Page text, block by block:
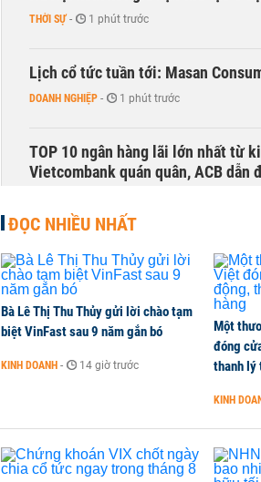
THỜI SỰ - 1 phút trước
Lịch cổ tức tuần tới: Masan
DOANH NGHIỆP - 1 phút trước
TOP 10 ngân hàng lãi lớn nhất từ
Vietcombank quán quân, ACB dẫn
Vì sao bỗng dưng đứng tên doanh
KINH DOANH 1 phút trước
Thuế mới của Mỹ tạo thêm sức ép
Sau tháng 7 bán ròng hơn 12.000
đồng
CHỨNG KHOÁN - 1 phút trước
ĐỌC NHIỀU NHẤT
Bà Lê Thị Thu Thủy gửi lời chào tạm
biệt VinFast sau 9 năm gắn bó
KINH DOANH - 14 giờ trước
Một
đóng
thanh lý
KINH